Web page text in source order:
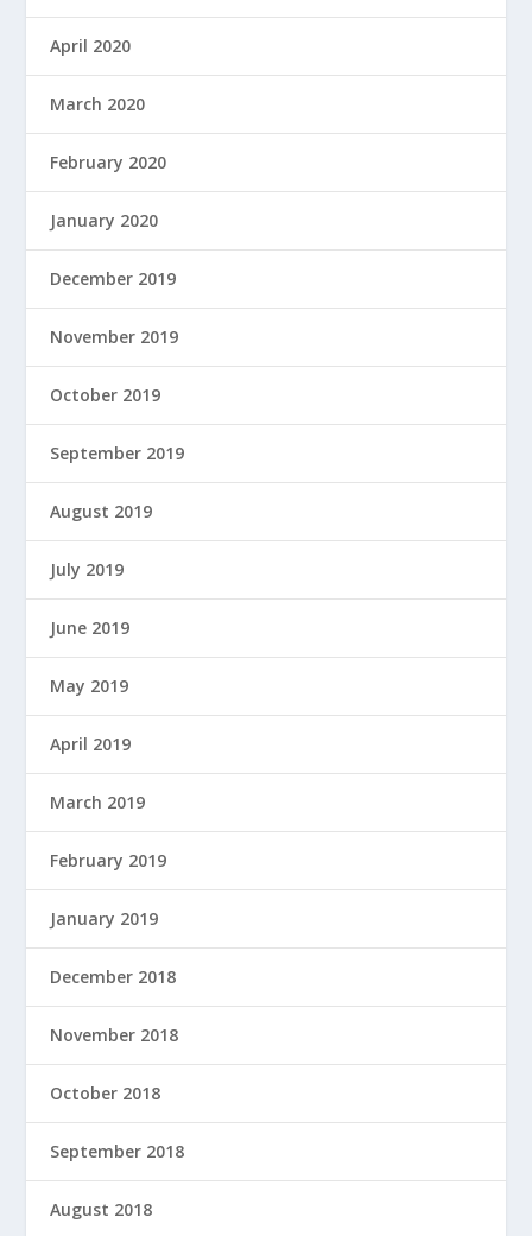
April 2020
March 2020
February 2020
January 2020
December 2019
November 2019
October 2019
September 2019
August 2019
July 2019
June 2019
May 2019
April 2019
March 2019
February 2019
January 2019
December 2018
November 2018
October 2018
September 2018
August 2018